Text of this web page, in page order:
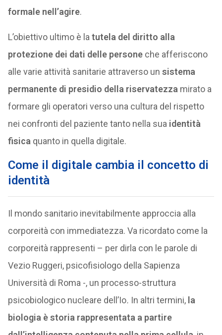
formale nell’agire.
L’obiettivo ultimo è la tutela del diritto alla
protezione dei dati delle personeche afferiscono
alle varie attività sanitarie attraverso un sistema
permanente di presidio della riservatezza mirato a
formare gli operatori verso una cultura del rispetto
nei confronti del paziente tanto nella sua identità
fisica quanto in quella digitale.
Come il digitale cambia il concetto di
identità
Il mondo sanitario inevitabilmente approccia alla
corporeità con immediatezza. Va ricordato come la
corporeità rappresenti – per dirla con le parole di
Vezio Ruggeri, psicofisiologo della Sapienza
Università di Roma -, un processo-struttura
psicobiologico nucleare dell’Io. In altri termini, la
biologia è storia rappresentata a partire